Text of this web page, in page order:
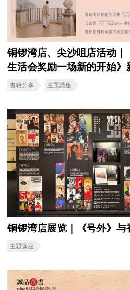
铜锣湾店、尖沙咀店活动｜
生活会奖励一场新的开始》
書籍分享 主題講座
铜锣湾店展览｜《号外》与
主題講座